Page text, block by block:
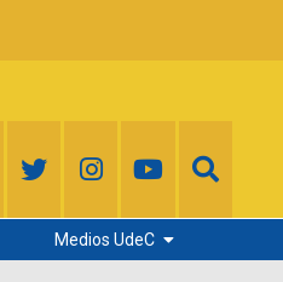
Medios UdeC